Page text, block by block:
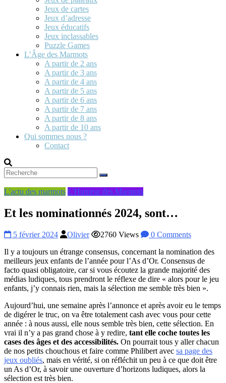
Jeux de cartes
Jeux d’adresse
Jeux éducatifs
Jeux inclassables
Puzzle Games
L’Âge des Marmots
A partir de 2 ans
A partir de 3 ans
A partir de 4 ans
A partir de 5 ans
A partir de 6 ans
A partir de 7 ans
A partir de 8 ans
A partir de 10 ans
Qui sommes nous ?
Contact
L'actu des marmots L'Humeur des Marmots
Et les nominationnés 2024, sont…
5 février 2024 Olivier 2760 Views
0 Comments
Il y a toujours un étrange consensus, concernant la nomination des
meilleurs jeux enfants de l’année pour l’As d’Or. Consensus de
facto quasi obligatoire, car si vous écoutez la grande majorité des
médias ludiques, tous prendront le réflexe de dire « alors pour le jeu
enfants, j’y connais rien, mais la sélection me semble très bien ».
Aujourd’hui, une semaine après l’annonce et après avoir eu le temps
de digérer le truc, on va être totalement cash avec vous pour cette
année : à nous aussi, elle nous semble très bien, cette sélection. En
vrai il n’y a pas grand chose à y redire, tant elle coche toutes les
cases des âges et des accessibilités. On pourrait tous y aller chacun
de nos petits chouchous et faire comme Philibert avec sa page des
jeux oubliés, mais en vérité, si on réfléchit un peu à ce que doit être
un As d’Or, à savoir une ouverture d’horizons ludiques, alors la
sélection est très bien.